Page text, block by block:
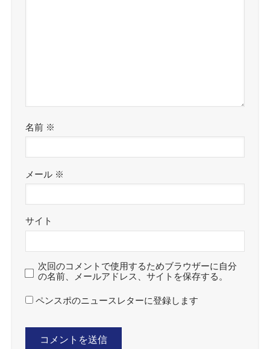
名前 ※
メール ※
サイト
次回のコメントで使用するためブラウザーに自分
の名前、メールアドレス、サイトを保存する。
ペンスポのニュースレターに登録します